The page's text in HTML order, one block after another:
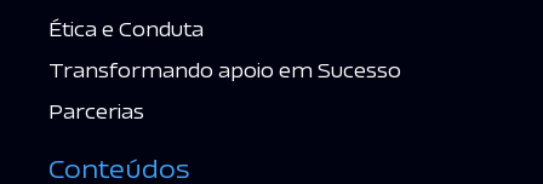
Ética e Conduta
Transformando apoio em Sucesso
Parcerias
Conteúdos